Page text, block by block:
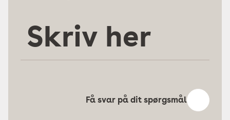
her
Få svar på dit spørgsmål